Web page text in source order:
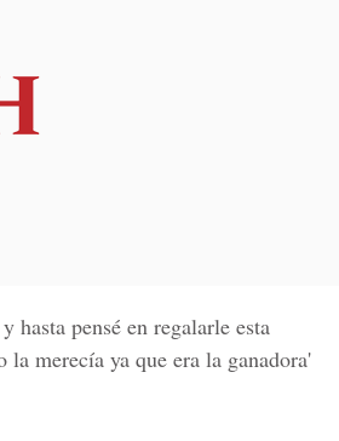
hasta pensé en regalarle esta
merecía ya que era la ganadora'